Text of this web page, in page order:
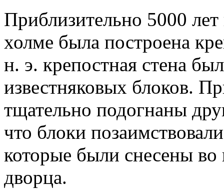
Приблизительно 5000
холме была построена
н. э. крепостная стена
известняковых блоков.
тщательно подогнаны
что блоки
которые были снесены
дворца.